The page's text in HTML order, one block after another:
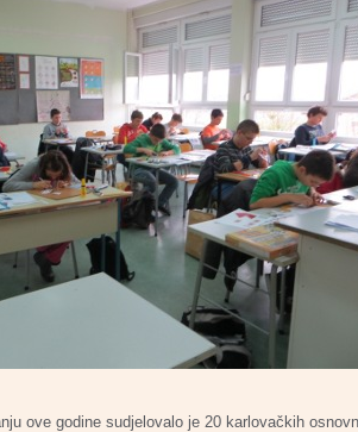
ove godine sudjelovalo je 20 karlovačkih